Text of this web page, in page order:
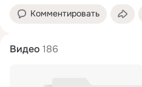
Комментировать
Видео 186